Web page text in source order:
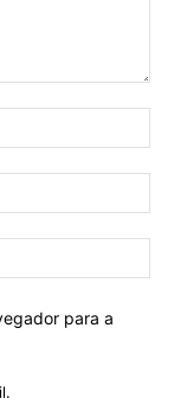
para a